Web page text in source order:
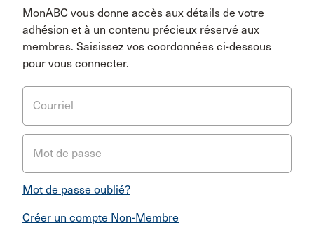
MonABC vous donne accès aux détails de votre
adhésion et à un contenu précieux réservé aux
membres. Saisissez vos coordonnées ci-dessous
pour vous connecter.
Courriel
Mot de passe
Mot de passe oublié?
Créer un compte Non-Membre